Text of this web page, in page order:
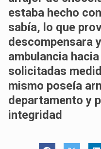
estaba hecho
sabía, lo que
descompensara
ambulancia
solicitadas
mismo poseía
departamento y
integridad